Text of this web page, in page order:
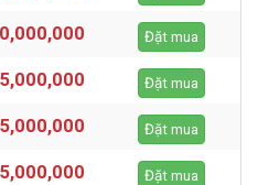
Đặt mua
Đặt mua
Đặt mua
Đặt mua